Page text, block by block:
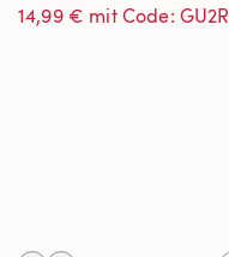
14,99 € mit Code: GU2R